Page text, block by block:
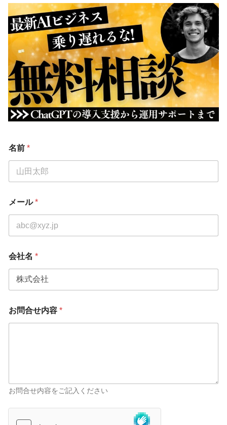
名前 *
メール*
会社名 *
お問合せ内容 *
お問合せ内容をご記入ください